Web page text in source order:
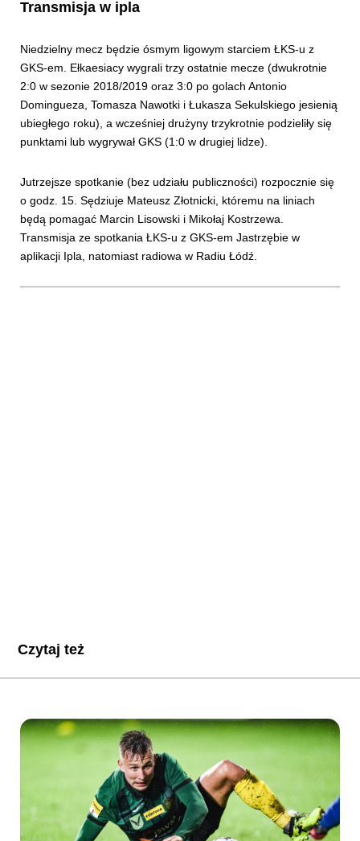
Transmisja w ipla
Niedzielny mecz będzie ósmym ligowym starciem ŁKS-u z
GKS-em. Ełkaesiacy wygrali trzy ostatnie mecze (dwukrotnie
2:0 w sezonie 2018/2019 oraz 3:0 po golach Antonio
Domingueza, Tomasza Nawotki i Łukasza Sekulskiego jesienią
ubiegłego roku), a wcześniej drużyny trzykrotnie podzieliły się
punktami lub wygrywał GKS (1:0 w drugiej lidze).
Jutrzejsze spotkanie (bez udziału publiczności) rozpocznie się
o godz. 15. Sędziuje Mateusz Złotnicki, któremu na liniach
będą pomagać Marcin Lisowski i Mikołaj Kostrzewa.
Transmisja ze spotkania ŁKS-u z GKS-em Jastrzębie w
aplikacji Ipla, natomiast radiowa w Radiu Łódź.
Czytaj też